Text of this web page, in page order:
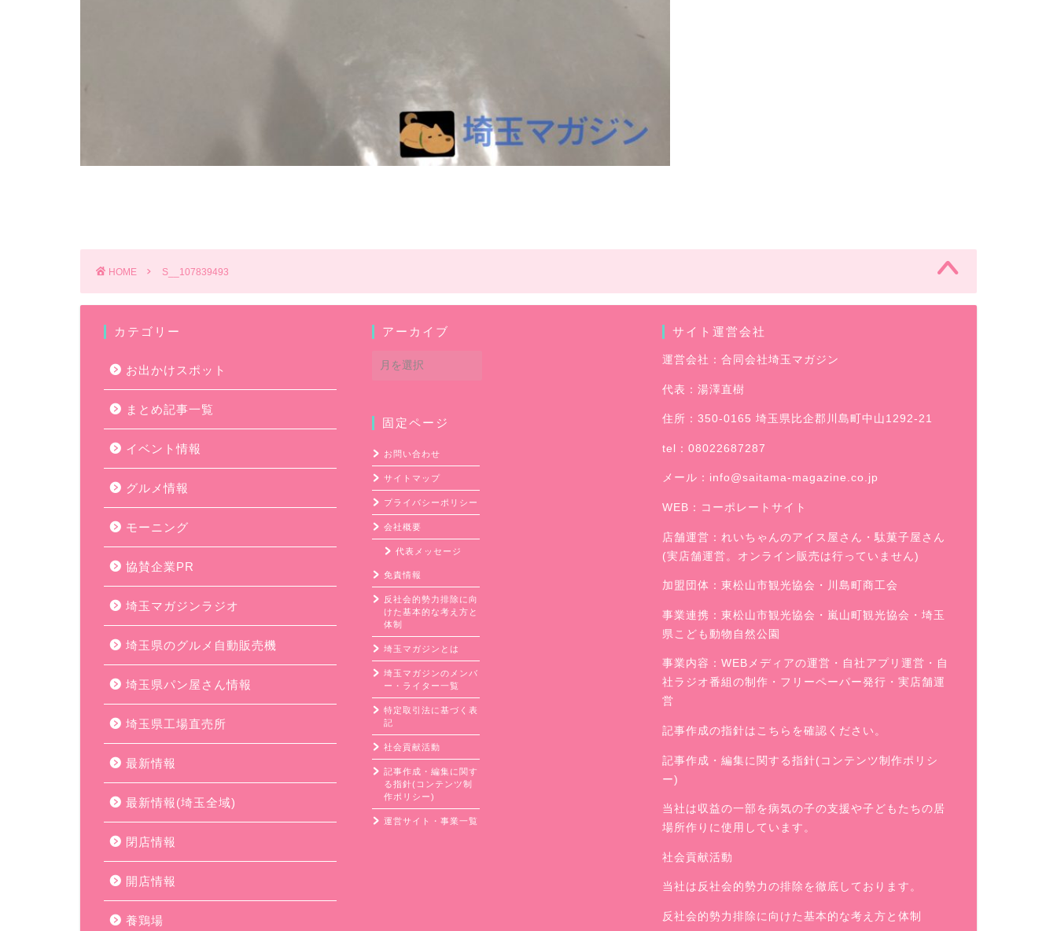
HOME S__107839493
カテゴリー
お出かけスポット
まとめ記事一覧
イベント情報
グルメ情報
モーニング
協賛企業PR
埼玉マガジンラジオ
埼玉県のグルメ自動販売機
埼玉県パン屋さん情報
埼玉県工場直売所
最新情報
最新情報(埼玉全域)
閉店情報
開店情報
養鶏場
アーカイブ
ア
ー
固定ページ
お問い合わせ
サイトマップ
プライバシーポリシー
会社概要
代表メッセージ
免責情報
反社会的勢力排除に向
けた基本的な考え方と
体制
埼玉マガジンとは
埼玉マガジンのメンバ
ー・ライター一覧
特定取引法に基づく表
記
社会貢献活動
記事作成・編集に関す
る指針(コンテンツ制
作ポリシー)
運営サイト・事業一覧
サイト運営会社
運営会社：合同会社埼玉マガジン
代表：湯澤直樹
住所：350-0165 埼玉県比企郡川島町中山1292-21
tel：08022687287
メール： info@saitama-magazine.co.jp
WEB： コーポレートサイト
店舗運営： れいちゃんのアイス屋さん ・駄菓子屋さん
(実店舗運営。オンライン販売は行っていません)
加盟団体：東松山市観光協会・川島町商工会
事業連携：東松山市観光協会・嵐山町観光協会・埼玉
県こども動物自然公園
事業内容：WEBメディアの運営・自社アプリ運営・自
社ラジオ番組の制作・フリーペーパー発行・実店舗運
営
記事作成の指針はこちらを確認ください。
記事作成・編集に関する指針(コンテンツ制作ポリシ
ー)
当社は収益の一部を病気の子の支援や子どもたちの居
場所作りに使用しています。
社会貢献活動
当社は反社会的勢力の排除を徹底しております。
反社会的勢力排除に向けた基本的な考え方と体制